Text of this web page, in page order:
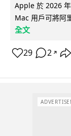
Apple 於 2026
Mac 用戶可將阿
全文
29 2 ↗